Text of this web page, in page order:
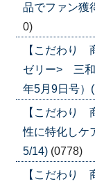
品でファン獲
0)
【こだわり
ゼリー> 三和
年5月9日号）
【こだわり
性に特化しケ
5/14) (0778)
【こだわり